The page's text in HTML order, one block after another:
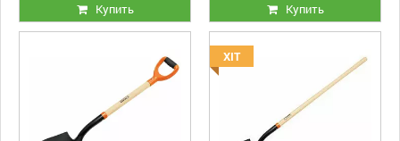
Купить Купить
ХІТ